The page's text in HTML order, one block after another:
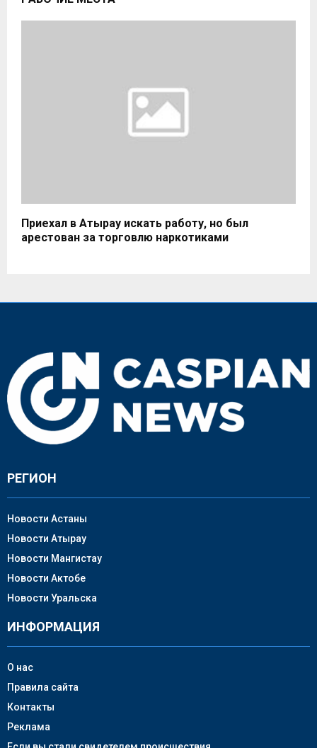
Приехал в Атырау искать работу, но был
арестован за торговлю наркотиками
РЕГИОН
Новости Астаны
Новости Атырау
Новости Мангистау
Новости Актобе
Новости Уральска
ИНФОРМАЦИЯ
О нас
Правила сайта
Контакты
Реклама